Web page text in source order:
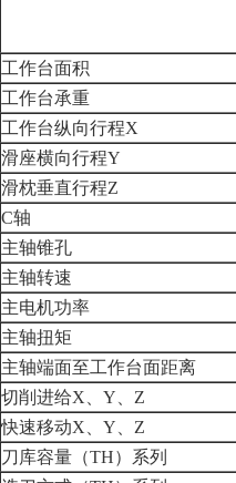
工作台面积
工作台承重
工作台纵向行程X
滑座横向行程Y
滑枕垂直行程Z
C轴
主轴锥孔
主轴转速
主电机功率
主轴扭矩
主轴端面至工作台面距离
切削进给X、Y、Z
快速移动X、Y、Z
刀库容量（TH）系列